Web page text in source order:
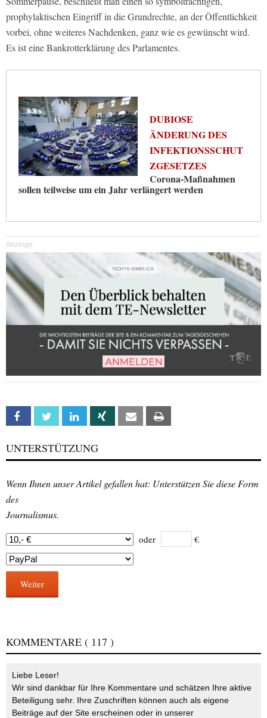
prophylaktischen Eingriff in die Grundrechte, an der Öffentlichkeit
vorbei, ohne weiteres Nachdenken, ganz wie es gewünscht wird.
Es ist eine Bankrotterklärung des Parlamentes.
DUBIOSE
ÄNDERUNG DES
INFEKTIONSSCHUT
ZGESETZES
Corona-Maßnahmen
sollen teilweise um ein Jahr verlängert werden
Anzeige
Facebook Twitter Linkedin Xing Email
UNTERSTÜTZUNG
Wenn Ihnen unser Artikel gefallen hat: Unterstützen Sie diese Form
des
Journalismus.
oder €
Weiter
KOMMENTARE ( 117 )
Liebe Leser!
Wir sind dankbar für Ihre Kommentare und schätzen Ihre aktive
Beteiligung sehr. Ihre Zuschriften können auch als eigene
Beiträge auf der Site erscheinen oder in unserer